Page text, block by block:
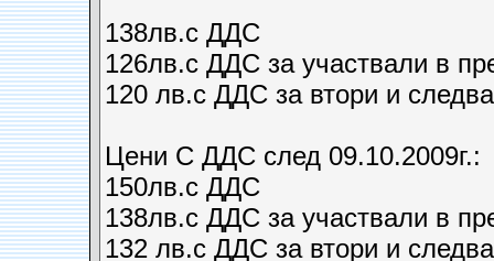
138лв.с ДДС
126лв.с ДДС за участвали в
120 лв.с ДДС за втори и
Цени С ДДС след 09.10.2009г.:
150лв.с ДДС
138лв.с ДДС за участвали в
132 лв.с ДДС за втори и